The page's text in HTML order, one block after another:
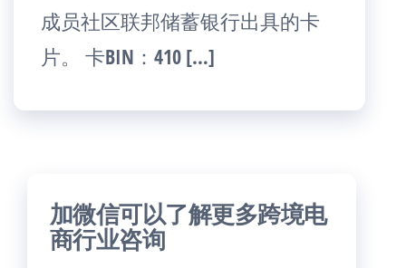
成员社区联邦储蓄银行出具的卡
片。 卡BIN：410 […]
加微信可以了解更多跨境电
商行业咨询